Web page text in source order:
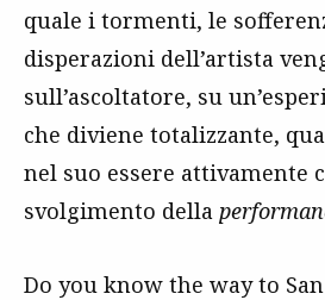
quale i tormenti, le
disperazioni dell’artista
sull’ascoltatore, su
che diviene totalizzante,
nel suo essere attivamente
svolgimento della
Do you know the way to San